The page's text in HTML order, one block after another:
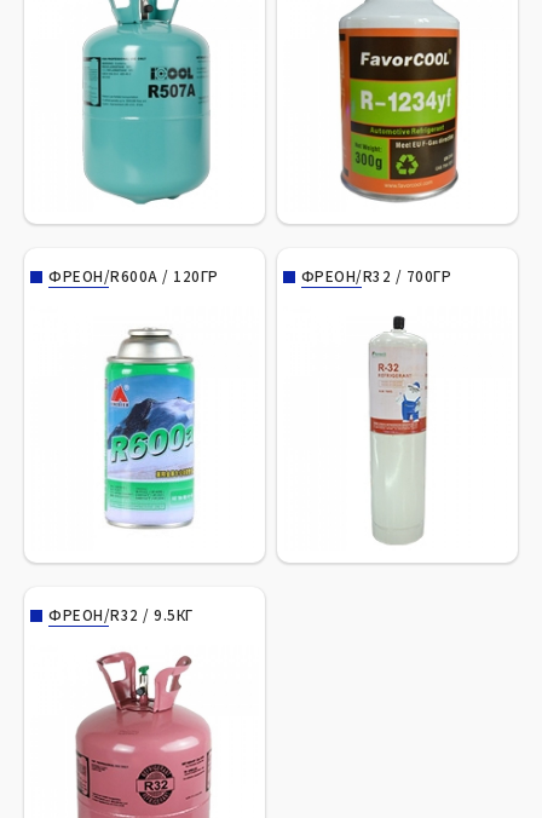
ФРЕОН/R600A / 120ГР ФРЕОН/R32 / 700ГР
ФРЕОН/R32 / 9.5КГ